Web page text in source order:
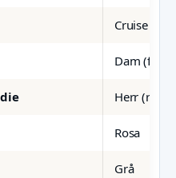
Cruise
Dam (flera)
Herr (ref)
Rosa
Grå